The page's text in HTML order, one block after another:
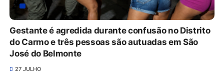
Gestante é agredida durante confusão no Distrito
do Carmo e três pessoas são autuadas em São
José do Belmonte
27 JULHO